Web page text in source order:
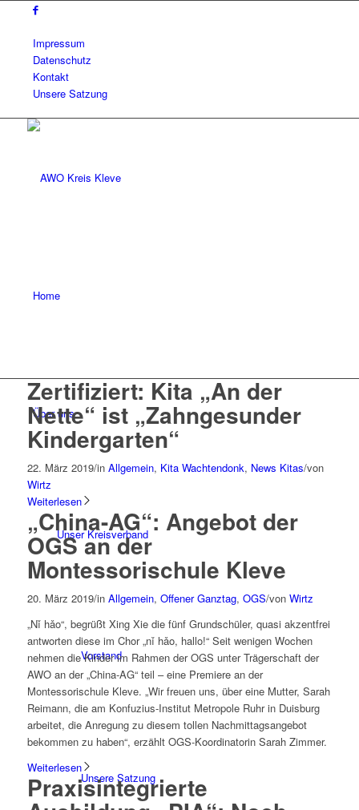
Impressum
Datenschutz
Kontakt
Unsere Satzung
Home
Über uns
Unser Kreisverband
Vorstand
Unsere Satzung
Zertifiziert: Kita „An der
Nette“ ist „Zahngesunder
Kindergarten“
22. März 2019/in Allgemein, Kita Wachtendonk, News Kitas/von
Wirtz
Weiterlesen
„China-AG“: Angebot der
OGS an der
Montessorischule Kleve
20. März 2019/in Allgemein, Offener Ganztag, OGS/von Wirtz
„Nǐ hǎo“, begrüßt Xing Xie die fünf Grundschüler, quasi akzentfrei
antworten diese im Chor „nǐ hǎo, hallo!“ Seit wenigen Wochen
nehmen die Kinder im Rahmen der OGS unter Trägerschaft der
AWO an der „China-AG“ teil – eine Premiere an der
Montessorischule Kleve. „Wir freuen uns, über eine Mutter, Sarah
Reimann, die am Konfuzius-Institut Metropole Ruhr in Duisburg
arbeitet, die Anregung zu diesem tollen Nachmittagsangebot
bekommen zu haben“, erzählt OGS-Koordinatorin Sarah Zimmer.
Weiterlesen
Praxisintegrierte